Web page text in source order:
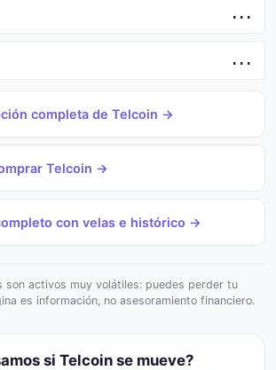
...
...
completa de Telcoin →
Telcoin →
con velas e histórico →
son activos muy volátiles: puedes perder tu
es información, no asesoramiento financiero.
si Telcoin se mueve?